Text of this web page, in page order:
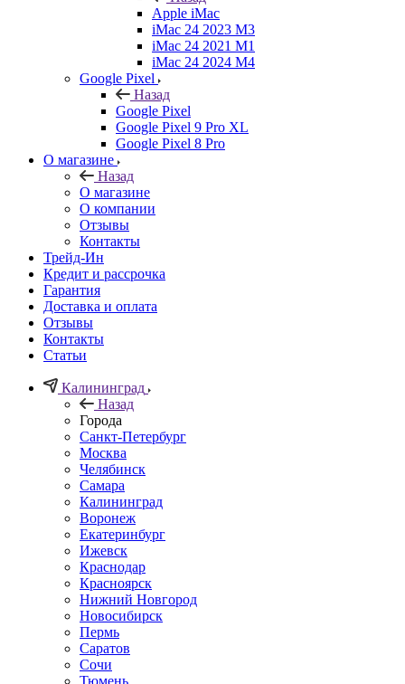
Apple iMac
iMac 24 2023 M3
iMac 24 2021 M1
iMac 24 2024 M4
Google Pixel
Назад
Google Pixel
Google Pixel 9 Pro XL
Google Pixel 8 Pro
О магазине
Назад
О магазине
О компании
Отзывы
Контакты
Трейд-Ин
Кредит и рассрочка
Гарантия
Доставка и оплата
Отзывы
Контакты
Статьи
Калининград
Назад
Города
Санкт-Петербург
Москва
Челябинск
Самара
Калининград
Воронеж
Екатеринбург
Ижевск
Краснодар
Красноярск
Нижний Новгород
Новосибирск
Пермь
Саратов
Сочи
Тюмень